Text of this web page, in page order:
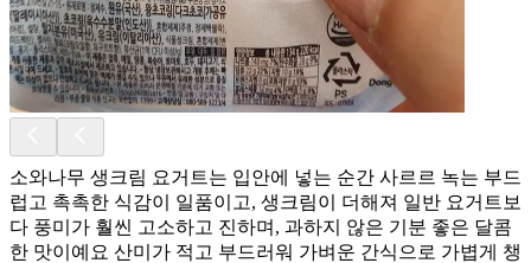
소와나무 생크림 요거트는 입안에 넣는 순간 사르르 녹는 부드
럽고 촉촉한 식감이 일품이고, 생크림이 더해져 일반 요거트보
다 풍미가 훨씬 고소하고 진하며, 과하지 않은 기분 좋은 달콤
한 맛이예요 산미가 적고 부드러워 가벼운 간식으로 가볍게 챙